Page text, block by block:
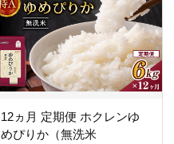
12ヵ月 定期便 ホクレンゆ
めぴりか（無洗米